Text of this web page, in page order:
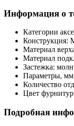
Информация о
Категории
Конструкция:
Материал
Материал
Застежка:
Параметры,
Количество
Цвет
Подробная